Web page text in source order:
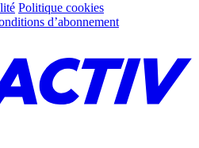
Politique cookies
d’abonnement